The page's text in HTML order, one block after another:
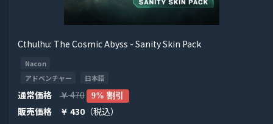
Cthulhu: The Cosmic Abyss - Sanity Skin Pack
Nacon
アドベンチャー
日本語
通常価格 ￥470 9% 割引
販売価格 ￥ 430 （税込）